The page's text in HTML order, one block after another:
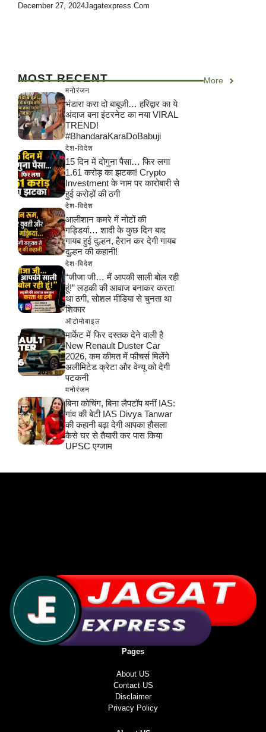
December 27, 2024Jagatexpress.com
MOST RECENT More
मनोरंजन
भंडारा करा दो बाबूजी… हरिद्वार का ये
अंदाज बना इंटरनेट का नया VIRAL
TREND!
#BhandaraKaraDoBabuji
देश-विदेश
15 दिन में दोगुना पैसा… फिर लगा
1.61 करोड़ का झटका! Crypto
Investment के नाम पर कारोबारी से
हुई करोड़ों की ठगी
देश-विदेश
आलीशान कमरे में नोटों की
गड्डियां… शादी के कुछ दिन बाद
गायब हुई दुल्हन, हैरान कर देगी गायब
दुल्हन की कहानी!
देश-विदेश
“जीजा जी… मैं आपकी साली बोल रही
हूं!” लड़की की आवाज बनाकर करता
था ठगी, सोशल मीडिया से चुनता था
शिकार
ऑटोमोबाइल
मार्केट में फिर दस्तक देने वाली है
New Renault Duster Car
2026, कम कीमत में फीचर्स मिलेंगे
अलीमिटेड क्रेटा और वेन्यू को देगी
पटकनी
मनोरंजन
बिना कोचिंग, बिना लैपटॉप बनीं IAS:
गांव की बेटी IAS Divya Tanwar
की कहानी बढ़ा देगी आपका हौसला
कैसे घर से तैयारी कर पास किया
UPSC एग्जाम
Pages
About US
Contact US
Disclaimer
Privacy Policy